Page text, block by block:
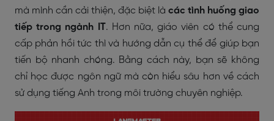
mà mình cần cải thiện, đặc biệt là các tình huống giao
tiếp trong ngành IT. Hơn nữa, giáo viên có thể cung
cấp phản hồi tức thì và hướng dẫn cụ thể để giúp bạn
tiến bộ nhanh chóng. Bằng cách này, bạn sẽ không
chỉ học được ngôn ngữ mà còn hiểu sâu hơn về cách
sử dụng tiếng Anh trong môi trường chuyên nghiệp.